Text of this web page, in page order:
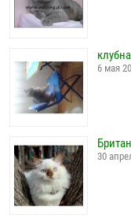
6 мая
30